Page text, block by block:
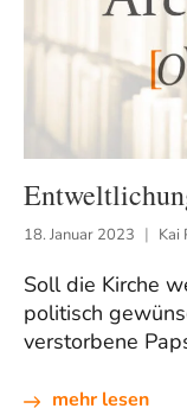
18. Januar 2023 Kai
Soll die Kirche
politisch
verstorbene
mehr lesen